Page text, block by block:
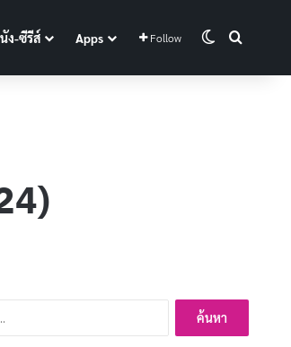
ง-ซีรีส์ Apps Follow Switch skin
ค้นหา
สำหรับ: